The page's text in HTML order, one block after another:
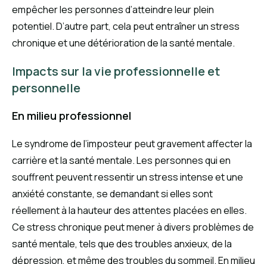
empêcher les personnes d’atteindre leur plein
potentiel. D’autre part, cela peut entraîner un stress
chronique et une détérioration de la santé mentale.
Impacts sur la vie professionnelle et
personnelle
En milieu professionnel
Le syndrome de l’imposteur peut gravement affecter la
carrière et la santé mentale. Les personnes qui en
souffrent peuvent ressentir un stress intense et une
anxiété constante, se demandant si elles sont
réellement à la hauteur des attentes placées en elles.
Ce stress chronique peut mener à divers problèmes de
santé mentale, tels que des troubles anxieux, de la
dépression, et même des troubles du sommeil. En milieu